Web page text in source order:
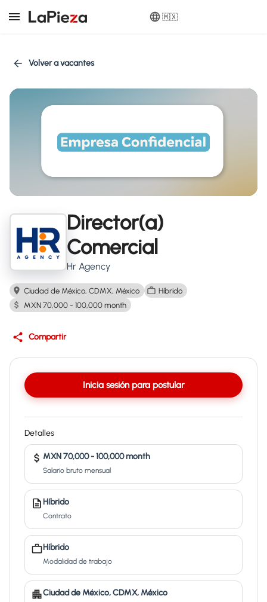
🇲🇽
Volver a vacantes
Director(a)
Comercial
Hr Agency
Ciudad de México, CDMX, México
Híbrido
MXN 70,000 - 100,000 month
Compartir
Inicia sesión para postular
Detalles
MXN 70,000 - 100,000 month
Salario bruto mensual
Híbrido
Contrato
Híbrido
Modalidad de trabajo
Ciudad de México, CDMX, México